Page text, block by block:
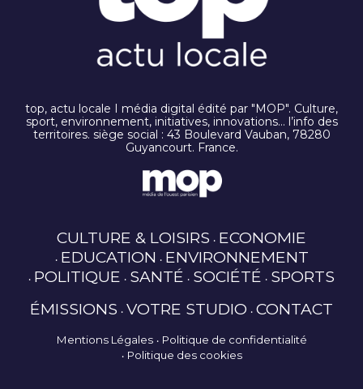
top, actu locale I média digital édité par "MOP". Culture,
sport, environnement, initiatives, innovations… l’info des
territoires. siège social : 43 Boulevard Vauban, 78280
Guyancourt. France.
CULTURE & LOISIRS ECONOMIE
EDUCATION ENVIRONNEMENT
POLITIQUE SANTÉ SOCIÉTÉ SPORTS
ÉMISSIONS VOTRE STUDIO CONTACT
Mentions Légales
Politique de confidentialité
Politique des cookies